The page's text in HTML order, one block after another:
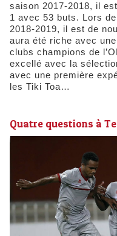
saison 2017-2018, il
1 avec 53 buts. Lors
2018-2019, il est de
aura été riche avec
clubs champions de
excellé avec la
avec une première
les Tiki Toa…
Quatre questions à